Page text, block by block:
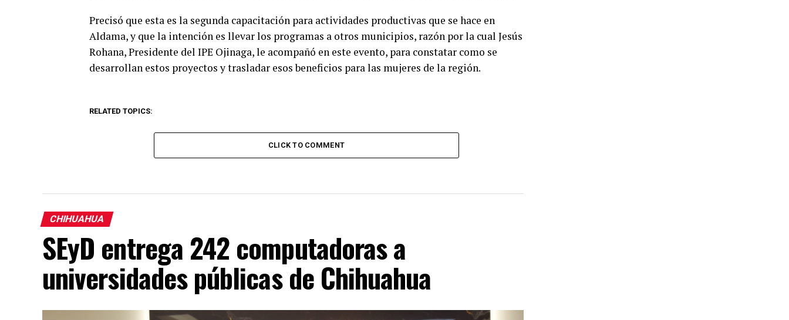
Precisó que esta es la segunda capacitación para actividades productivas que se hace en
Aldama, y que la intención es llevar los programas a otros municipios, razón por la cual Jesús
Rohana, Presidente del IPE Ojinaga, le acompañó en este evento, para constatar como se
desarrollan estos proyectos y trasladar esos beneficios para las mujeres de la región.
RELATED TOPICS:
CLICK TO COMMENT
CHIHUAHUA
SEyD entrega 242 computadoras a
universidades públicas de Chihuahua